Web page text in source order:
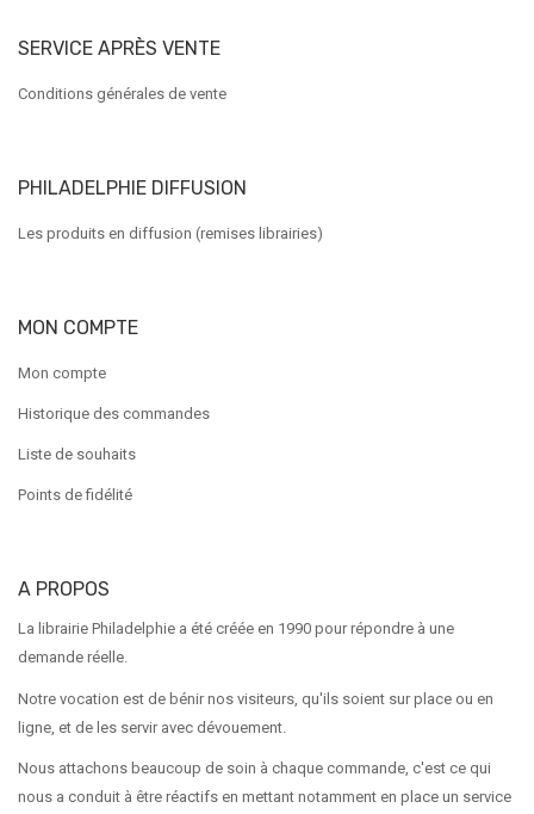
SERVICE APRÈS VENTE
Conditions générales de vente
PHILADELPHIE DIFFUSION
Les produits en diffusion (remises librairies)
MON COMPTE
Mon compte
Historique des commandes
Liste de souhaits
Points de fidélité
A PROPOS
La librairie Philadelphie a été créée en 1990 pour répondre à une
demande réelle.
Notre vocation est de bénir nos visiteurs, qu'ils soient sur place ou en
ligne, et de les servir avec dévouement.
Nous attachons beaucoup de soin à chaque commande, c'est ce qui
nous a conduit à être réactifs en mettant notamment en place un service